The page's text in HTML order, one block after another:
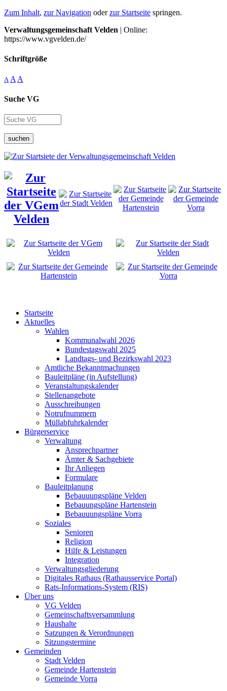
Zum Inhalt, zur Navigation oderzur Startseite springen.
Verwaltungsgemeinschaft Velden | Online:
https://www.vgvelden.de/
Schriftgröße
A A A
Suche VG
suchen
Startseite
Aktuelles
Wahlen
Kommunalwahl 2026
Bundestagswahl 2025
Landtags- und Bezirkswahl 2023
Amtliche Bekanntmachungen
Bauleitpläne (in Aufstellung)
Veranstaltungskalender
Stellenangebote
Ausschreibungen
Notrufnummern
Müllabfuhrkalender
Bürgerservice
Verwaltung
Ansprechpartner
Ämter & Sachgebiete
Ihr Anliegen
Formulare
Bauleitplanung
Bebauuungspläne Velden
Bebauungspläne Hartenstein
Bebauuungspläne Vorra
Soziales
Senioren
Religion
Hilfe & Leistungen
Integration
Verwaltungsgliederung
Digitales Rathaus (Rathausservice Portal)
Rats-Informations-System (RIS)
Über uns
VG Velden
Gemeinschaftsversammlung
Haushalte
Satzungen & Verordnungen
Sitzungstermine
Gemeinden
Stadt Velden
Gemeinde Hartenstein
Gemeinde Vorra